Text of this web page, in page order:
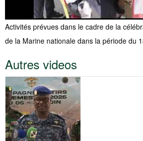
Activités prévues dans le cadre de la
de la Marine nationale dans la période du
Autres videos